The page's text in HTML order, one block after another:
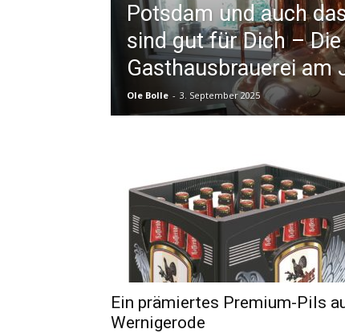
Potsdam und auch
sind gut für Dich – Die
Gasthausbrauerei am
Ole Bolle - 3. September 2025
Ein prämiertes Premium-Pils
Wernigerode